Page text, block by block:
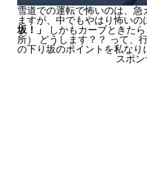
雪道での運転で怖いのは、急
ますが、中でもやはり怖いの
坂！」
しかもカーブときた
所） どうします？？ って、
の下り坂のポイントを私なり
スポ